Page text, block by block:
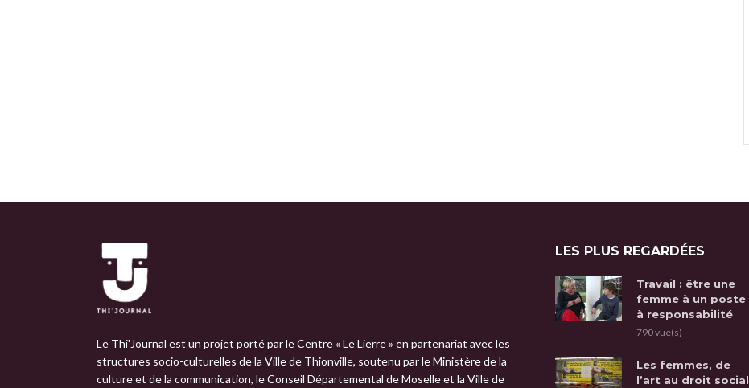
Le Thi'Journal est un projet porté par le Centre « Le Lierre » en partenariat avec les
structures socio-culturelles de la Ville de Thionville, soutenu par le Ministère de la
culture et de la communication, le Conseil Départemental de Moselle et la Ville de
LES PLUS REGARDÉES
Travail : être une
femme à un poste
à responsabilité
790 vue(s)
Les femmes, de
l’art au droit social